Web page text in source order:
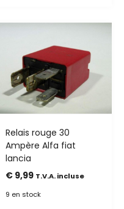
Relais rouge 30
Ampère Alfa fiat
lancia
€ 9,99 T.V.A. incluse
9 en stock